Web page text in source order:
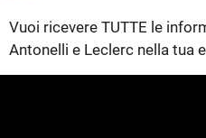
Vuoi ricevere TUTTE le
Antonelli e Leclerc nella tua